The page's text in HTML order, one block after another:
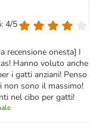
4/5
recensione onesta] I
Hanno voluto anche
i gatti anziani! Penso
non sono il massimo!
nel cibo per gatti!